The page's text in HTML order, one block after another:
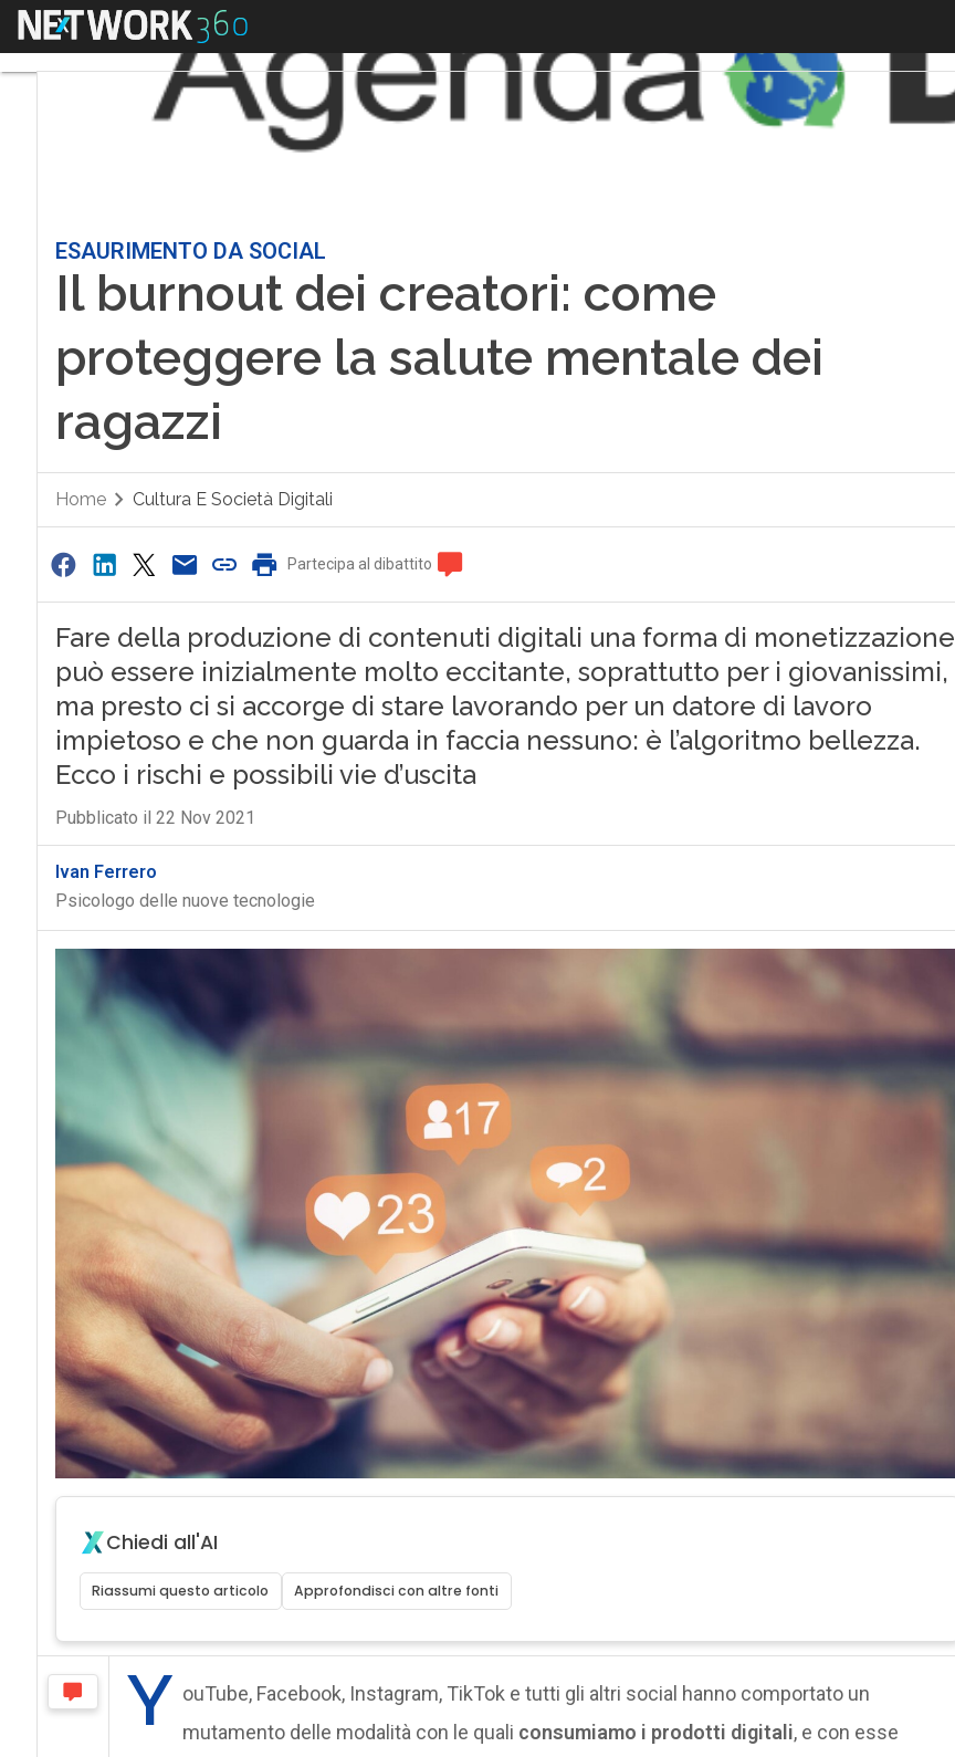
Menu
ESAURIMENTO DA SOCIAL
Il burnout dei creatori: come
proteggere la salute mentale dei
ragazzi
Home Cultura E Società Digitali
Partecipa al dibattito
Fare della produzione di contenuti digitali una forma di monetizzazione
può essere inizialmente molto eccitante, soprattutto per i giovanissimi,
ma presto ci si accorge di stare lavorando per un datore di lavoro
impietoso e che non guarda in faccia nessuno: è l’algoritmo bellezza.
Ecco i rischi e possibili vie d’uscita
Pubblicato il 22 Nov 2021
Ivan Ferrero
Psicologo delle nuove tecnologie
Chiedi all'AI
Riassumi questo articolo Approfondisci con altre fonti
Y ouTube, Facebook, Instagram, TikTok e tutti gli altri social hanno comportato un
mutamento delle modalità con le quali consumiamo i prodotti digitali, e con esse